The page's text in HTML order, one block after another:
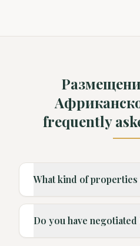
frequently
What kind of
Do you have negotiated